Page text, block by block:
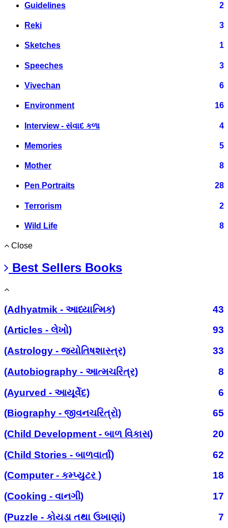
Guidelines 2
Reki 3
Sketches 1
Speeches 3
Vivechan 6
Environment 16
Interview - સંવાદ કળા 4
Memories 5
Mother 8
Pen Portraits 28
Terrorism 2
Wild Life 8
Close
Best Sellers Books
(Adhyatmik - આધ્યાત્મિક)
43
(Articles - લેખો)
93
(Astrology - જ્યોતિષશાસ્ત્ર)
33
(Autobiography - આત્મચરિત્ર)
8
(Ayurved - આયૂર્વેદ)
6
(Biography - જીવનચરિત્રો)
65
(Child Development - બાળ વિકાસ)
20
(Child Stories - બાળવાર્તા)
62
(Computer - કમ્પ્યુટર )
18
(Cooking - વાનગી)
17
(Puzzle - કોયડા તથા ઉખાણાં)
7